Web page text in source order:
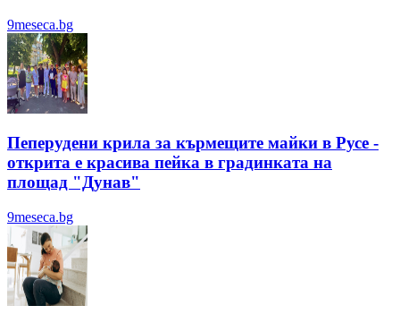
9meseca.bg
Пеперудени крила за кърмещите майки в Русе -
открита е красива пейка в градинката на
площад "Дунав"
9meseca.bg